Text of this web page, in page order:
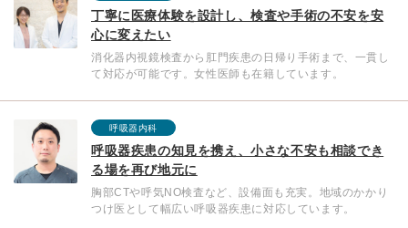
丁寧に医療体験を設計し、検査や手術の不安を安
心に変えたい
消化器内視鏡検査から肛門疾患の日帰り手術まで、一貫し
て対応が可能です。女性医師も在籍しています。
呼吸器内科
呼吸器疾患の知見を携え、小さな不安も相談でき
る場を再び地元に
胸部CTや呼気NO検査など、設備面も充実。地域のかかり
つけ医として幅広い呼吸器疾患に対応しています。